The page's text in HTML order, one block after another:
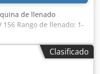
de llenado
Rango de llenado: 1-
colocar tapas
tapas Dcsdpfx Asztc
de la línea de
Clasificado